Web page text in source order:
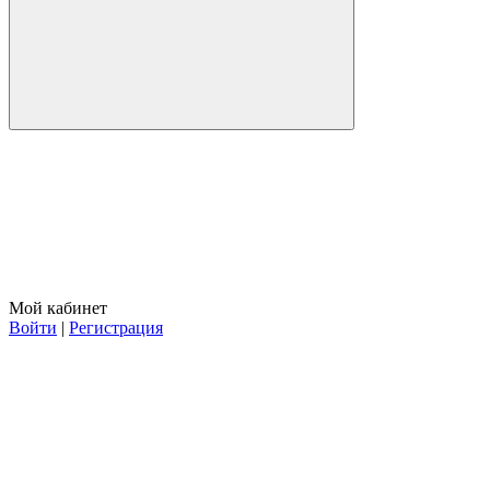
Мой кабинет
Войти | Регистрация